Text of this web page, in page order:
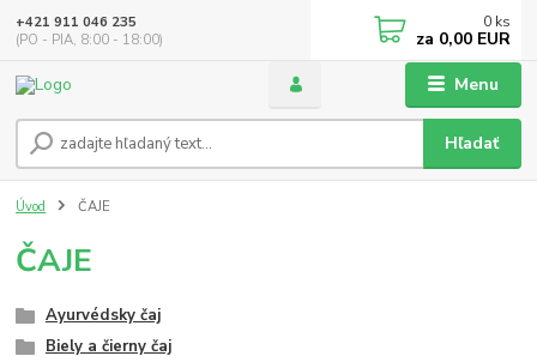
Menu
Hľadať
+421 911 046 235
(PO - PIA, 8:00 - 18:00)
0 ks
za 0,00 EUR
Úvod ČAJE
ČAJE
Ayurvédsky čaj
Biely a čierny čaj